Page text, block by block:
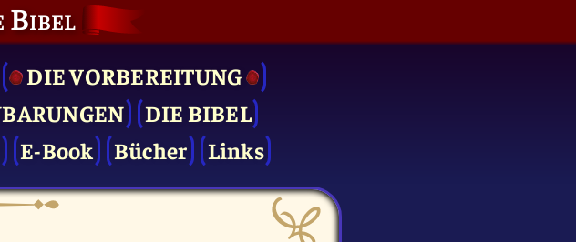
Bibel
DIE VOR­BEREITUNG
DIE BIBEL
E-Book Bücher Links